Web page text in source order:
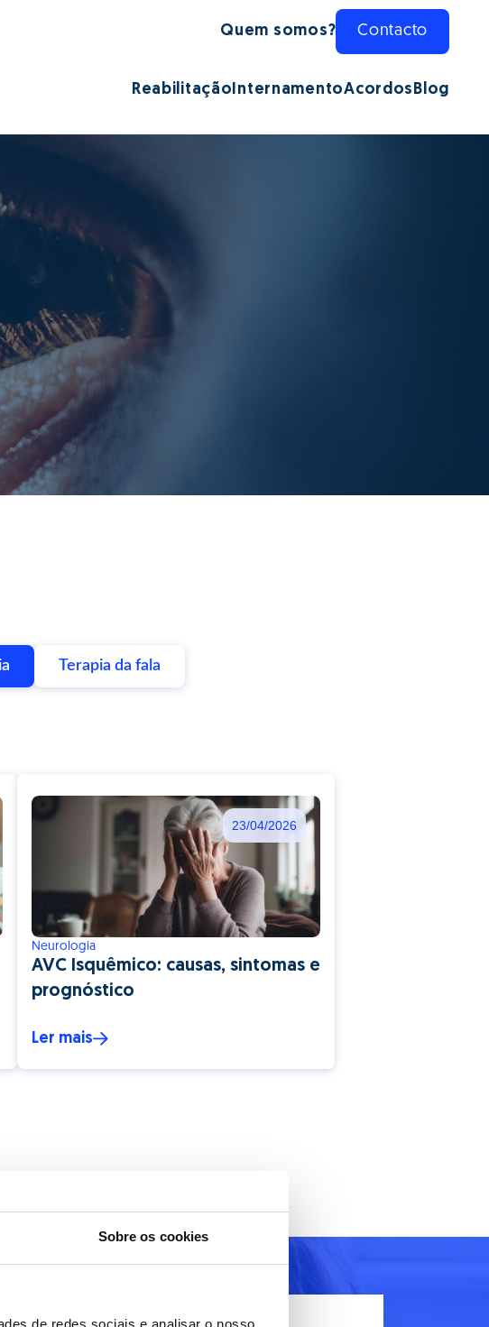
Sobre os cookies
de redes sociais e analisar o nosso
Quem somos? Contacto
Reabilitação InternamentoAcordos Blog
Terapia da fala
23/04/2026
Neurologia
AVC Isquêmico: causas, sintomas e
prognóstico
Ler mais